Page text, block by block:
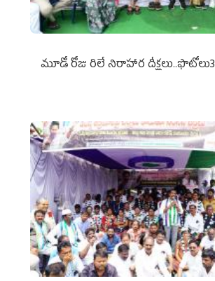
మూడో రోజు రిలే నిరాహార దీక్షలు..ఫొటోలు3